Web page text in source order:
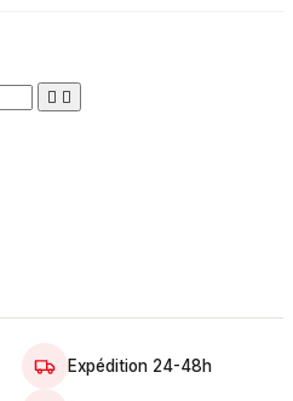
 
Expédition 24-48h